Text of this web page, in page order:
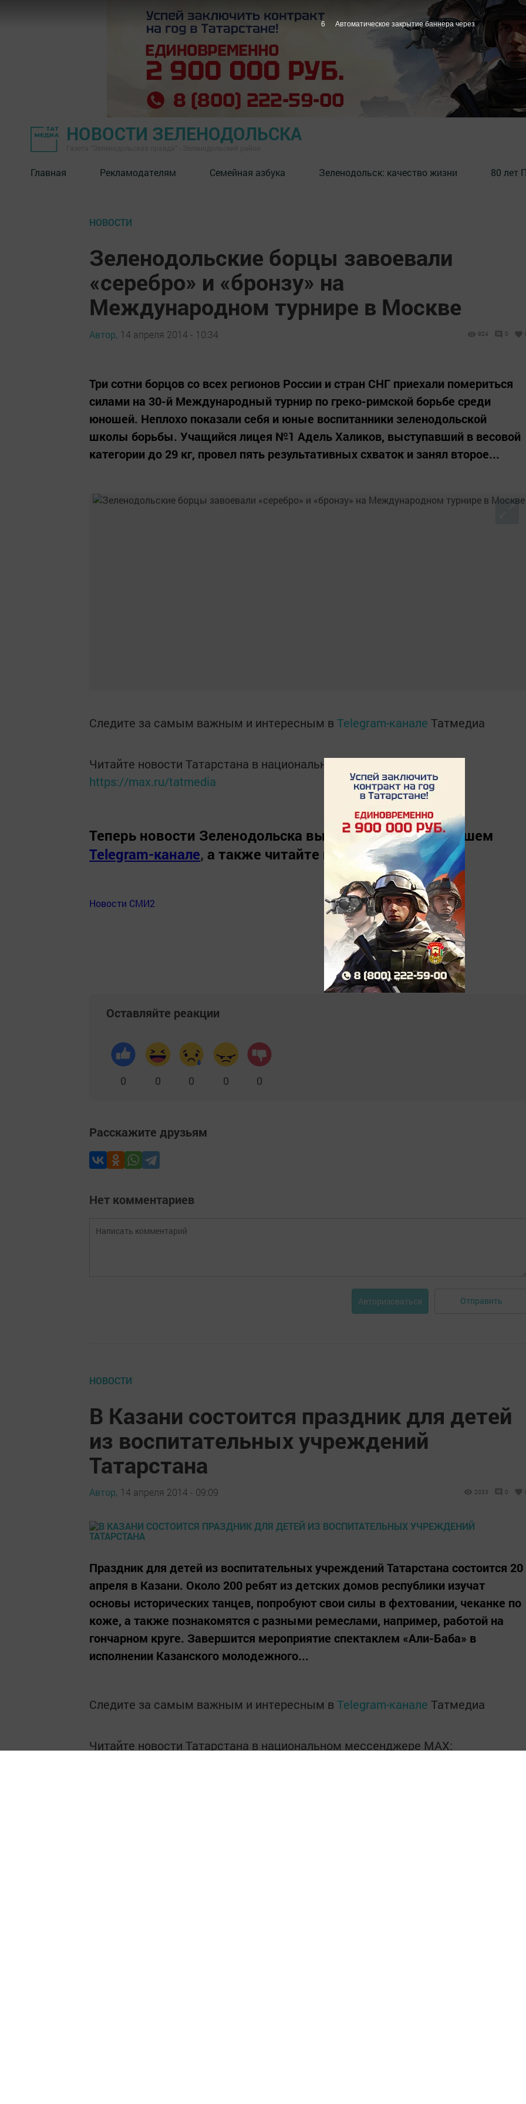
НОВОСТИ ЗЕЛЕНОДОЛЬСКА
Главная Рекламодателям Семейная азбука ⁠Зеленодольск: качество жизни 80 лет
НОВОСТИ
Зеленодольские борцы завоевали
«серебро» и «бронзу» на
Международном турнире в Москве
Автор, 14 апреля 2014 - 10:34 924 0
Три сотни борцов со всех регионов России и стран СНГ приехали помериться
силами на 30-й Международный турнир по греко-римской борьбе среди
юношей. Неплохо показали себя и юные воспитанники зеленодольской
школы борьбы. Учащийся лицея №1 Адель Халиков, выступавший в весовой
категории до 29 кг, провел пять результативных схваток и занял второе...
Следите за самым важным и интересным в Telegram-канале Татмедиа
Читайте новости Татарстана в национальном мессенджере MАХ:
https://max.ru/tatmedia
Теперь новости Зеленодольска вы можете узнать в нашем
Telegram-канале, а также читайте нас в «Дзен».
Новости СМИ2
Оставляйте реакции
0 0 0 0 0
Расскажите друзьям
Нет комментариев
Авторизоваться Отправить
НОВОСТИ
В Казани состоится праздник для детей
из воспитательных учреждений
Татарстана
Автор, 14 апреля 2014 - 09:09 2033 0
Праздник для детей из воспитательных учреждений Татарстана состоится 20
апреля в Казани. Около 200 ребят из детских домов республики изучат
основы исторических танцев, попробуют свои силы в фехтовании, чеканке по
коже, а также познакомятся с разными ремеслами, например, работой на
гончарном круге. Завершится мероприятие спектаклем «Али-Баба» в
исполнении Казанского молодежного...
Следите за самым важным и интересным в Telegram-канале Татмедиа
Читайте новости Татарстана в национальном мессенджере MАХ:
5 Автоматическое закрытие баннера через